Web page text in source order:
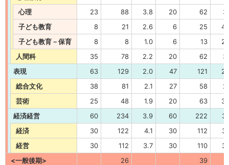
心理
23 88 3.8 20 62
子ども教育
8 21 2.6 6 25
子ども教育－保育
8 8 1.0 6 13
人間科
35 78 2.2 20 62
表現
63 129 2.0 47 121
総合文化
38 81 2.1 27 58
芸術
25 48 1.9 20 63
経済経営
60 234 3.9 60 222
経済
30 122 4.1 30 112
経営
30 112 3.7 30 110
<一般後期>
26
39